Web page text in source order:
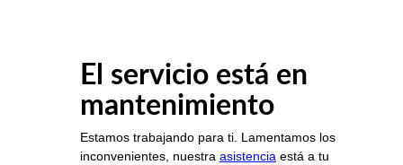
El servicio está en
mantenimiento
Estamos trabajando para ti. Lamentamos los
inconvenientes, nuestra asistencia está a tu